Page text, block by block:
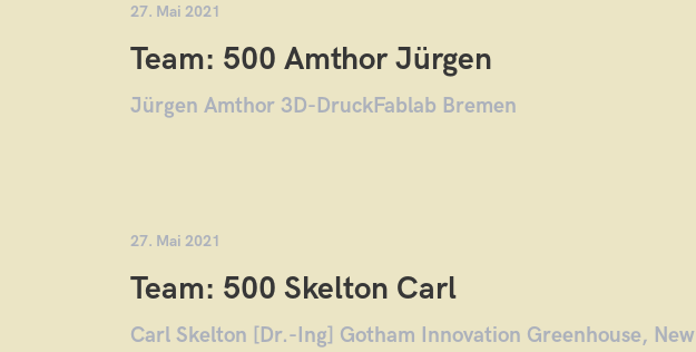
27. Mai 2021
Team: 500 Amthor Jürgen
Jürgen Amthor 3D-DruckFablab Bremen
27. Mai 2021
Team: 500 Skelton Carl
Carl Skelton [Dr.-Ing] Gotham Innovation Greenhouse, New